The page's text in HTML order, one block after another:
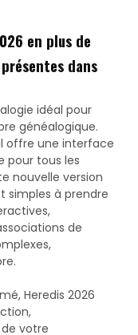
en plus de
dans
idéal pour
généalogique.
offre une interface
pour tous les
nouvelle version
simples à prendre
de
Heredis 2026
votre